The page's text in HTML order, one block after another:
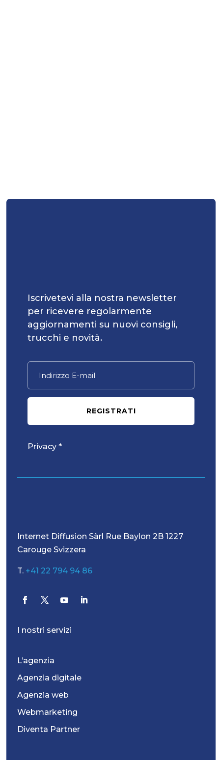
Iscrivetevi alla nostra newsletter
per ricevere regolarmente
aggiornamenti su nuovi consigli,
trucchi e novità.
REGISTRATI
Privacy *
Internet Diffusion Sàrl Rue Baylon 2B 1227
Carouge Svizzera
T. +41 22 794 94 86
I nostri servizi
L’agenzia
Agenzia digitale
Agenzia web
Webmarketing
Diventa Partner